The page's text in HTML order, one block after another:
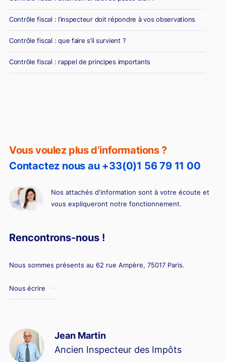
Vous voulez plus d’informations ?
Contactez nous au +33(0)1 56 79 11 00
Nos attachés d'information sont à votre écoute et
vous expliqueront notre fonctionnement.
Rencontrons-nous !
Nous sommes présents au 62 rue Ampère, 75017 Paris.
Nous écrire
Jean Martin
Ancien Inspecteur des Impôts
Contrôle fiscal : l’inspecteur doit répondre à vos observations
Contrôle fiscal : que faire s’il survient ?
Contrôle fiscal : rappel de principes importants